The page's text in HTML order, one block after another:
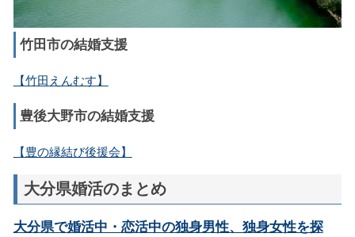
竹田市の結婚支援
【竹田えんむす】
豊後大野市の結婚支援
【豊の縁結び後援会】
大分県婚活のまとめ
大分県で婚活中・恋活中の独身男性、独身女性を探